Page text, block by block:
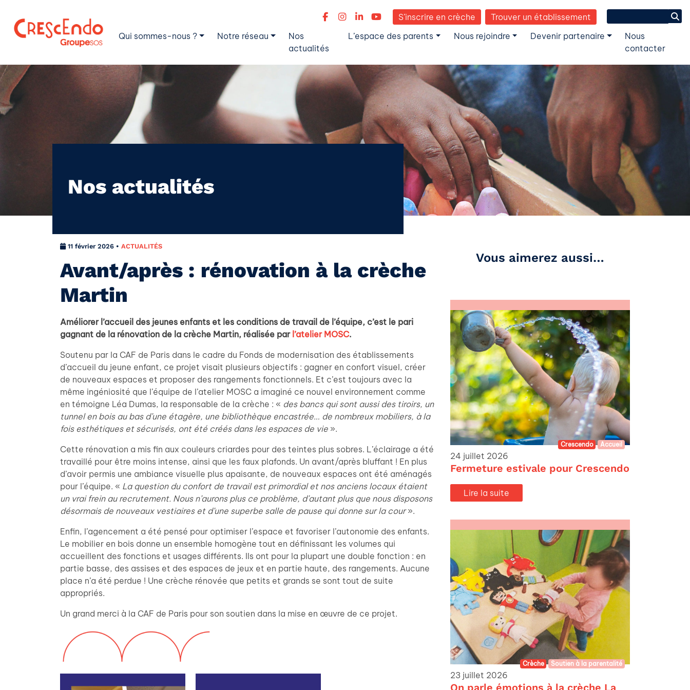
S’inscrire en crèche Trouver un établissement
Qui sommes-nous ?
Notre réseau
Nos
actualités
L’espace des parents Nous rejoindre Devenir partenaire
Nous
contacter
Nos actualités
11 février 2026 • ACTUALITÉS
Avant/après : rénovation à la crèche
Martin
Améliorer l’accueil des jeunes enfants et les conditions de travail de l’équipe, c’est le pari
gagnant de la rénovation de la crèche Martin, réalisée par l’atelier MOSC.
Soutenu par la CAF de Paris dans le cadre du Fonds de modernisation des établissements
d’accueil du jeune enfant, ce projet visait plusieurs objectifs : gagner en confort visuel, créer
de nouveaux espaces et proposer des rangements fonctionnels. Et c’est toujours avec la
même ingéniosité que l’équipe de l’atelier MOSC a imaginé ce nouvel environnement comme
en témoigne Léa Dumas, la responsable de la crèche : « des bancs qui sont aussi des tiroirs, un
tunnel en bois au bas d’une étagère, une bibliothèque encastrée… de nombreux mobiliers, à la
fois esthétiques et sécurisés, ont été créés dans les espaces de vie ».
Cette rénovation a mis fin aux couleurs criardes pour des teintes plus sobres. L’éclairage a été
travaillé pour être moins intense, ainsi que les faux plafonds. Un avant/après bluffant ! En plus
d’avoir permis une ambiance visuelle plus apaisante, de nouveaux espaces ont été aménagés
pour l’équipe. « La question du confort de travail est primordial et nos anciens locaux étaient
un vrai frein au recrutement. Nous n’aurons plus ce problème, d’autant plus que nous disposons
désormais de nouveaux vestiaires et d’une superbe salle de pause qui donne sur la cour».
Enfin, l’agencement a été pensé pour optimiser l’espace et favoriser l’autonomie des enfants.
Le mobilier en bois donne un ensemble homogène tout en définissant les volumes qui
accueillent des fonctions et usages différents. Ils ont pour la plupart une double fonction : en
partie basse, des assises et des espaces de jeux et en partie haute, des rangements. Aucune
place n’a été perdue ! Une crèche rénovée que petits et grands se sont tout de suite
appropriés.
Un grand merci à la CAF de Paris pour son soutien dans la mise en œuvre de ce projet.
Vous aimerez aussi…
Crescendo Accueil
24 juillet 2026
Fermeture estivale pour Crescendo
Lire la suite
Crèche Soutien à la parentalité
23 juillet 2026
On parle émotions à la crèche La